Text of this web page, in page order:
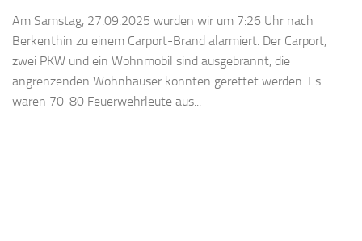
Am Samstag, 27.09.2025 wurden wir um 7:26 Uhr nach
Berkenthin zu einem Carport-Brand alarmiert. Der Carport,
zwei PKW und ein Wohnmobil sind ausgebrannt, die
angrenzenden Wohnhäuser konnten gerettet werden. Es
waren 70-80 Feuerwehrleute aus...